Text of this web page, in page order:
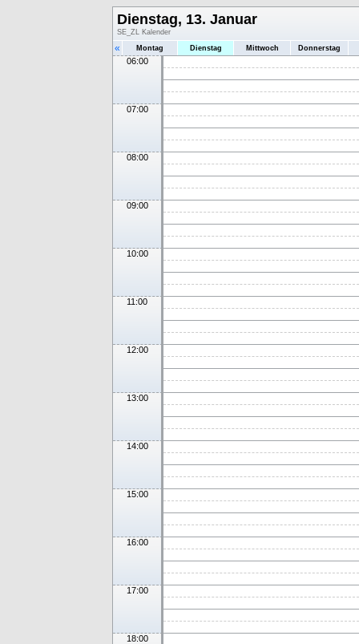
Dienstag, 13. Januar
SE_ZL Kalender
« Montag Dienstag Mittwoch Donnerstag
06:00
07:00
08:00
09:00
10:00
11:00
12:00
13:00
14:00
15:00
16:00
17:00
18:00